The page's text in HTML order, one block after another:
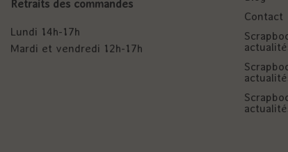
Retraits des commandes
Lundi 14h-17h
Mardi et vendredi 12h-17h
Contact